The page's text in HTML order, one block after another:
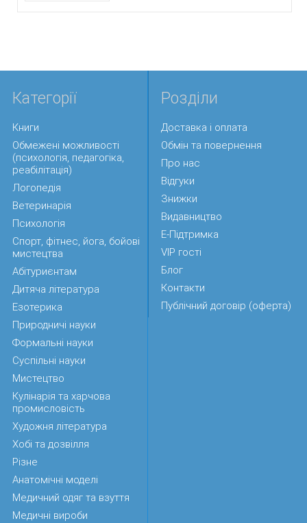
відкриває нові можливості для інтерпретації Таро як
фахівцям у галузі психології, так і широкому колу
духовними практиками
Категорії
Книги
Обмежені можливості
(психологія, педагогіка,
реабілітація)
Логопедія
Ветеринарія
Психологія
Спорт, фітнес, йога, бойові
мистецтва
Абітуриєнтам
Дитяча література
Езотерика
Природничі науки
Формальні науки
Суспільні науки
Мистецтво
Кулінарія та харчова
промисловість
Художня література
Хобі та дозвілля
Різне
Анатомічні моделі
Медичний одяг та взуття
Медичні вироби
Розділи
Доставка і оплата
Обмін та повернення
Про нас
Відгуки
Знижки
Видавництво
Е-Підтримка
VIP гості
Блог
Контакти
Публічний договір (оферта)